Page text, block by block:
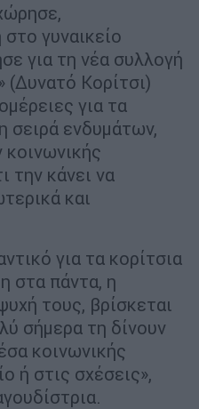
γυναικείο
για τη νέα συλλογή
(Δυνατό Κορίτσι)
για τα
σειρά ενδυμάτων,
την κάνει να
και
για τα κορίτσια
στα πάντα, η
τους, βρίσκεται
σήμερα τη δίνουν
κοινωνικής
ή στις σχέσεις»,